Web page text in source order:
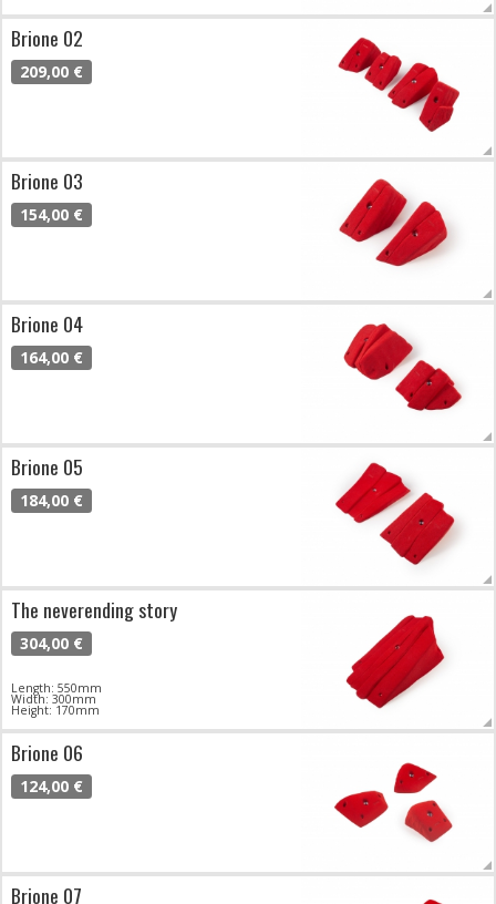
Brione 02
209,00 €
Brione 03
154,00 €
Brione 04
164,00 €
Brione 05
184,00 €
The neverending story
304,00 €
Length: 550mm
Width: 300mm
Height: 170mm
Brione 06
124,00 €
Brione 07